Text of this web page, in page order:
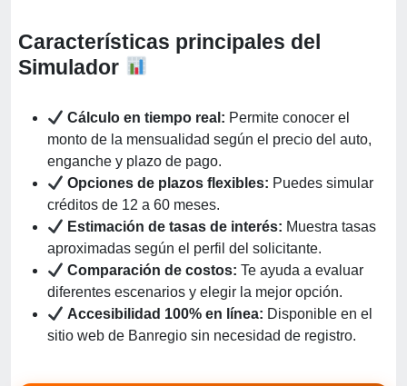
Características principales del
Simulador
Cálculo en tiempo real: Permite conocer el
monto de la mensualidad según el precio del auto,
enganche y plazo de pago.
Opciones de plazos flexibles: Puedes simular
créditos de 12 a 60 meses.
Estimación de tasas de interés: Muestra tasas
aproximadas según el perfil del solicitante.
Comparación de costos: Te ayuda a evaluar
diferentes escenarios y elegir la mejor opción.
Accesibilidad 100% en línea: Disponible en el
sitio web de Banregio sin necesidad de registro.